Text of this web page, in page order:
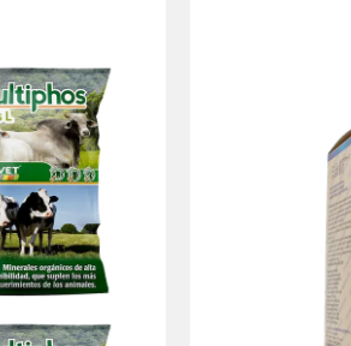
y
y el
ósea y
en
de leche.
la etapa:
Amplio
agentes
Eficaz en
sistémicas
Favorece
Mejora el
Aplicación